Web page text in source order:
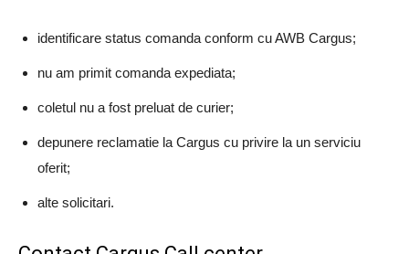
identificare status comanda conform cu AWB Cargus;
nu am primit comanda expediata;
coletul nu a fost preluat de curier;
depunere reclamatie la Cargus cu privire la un serviciu
oferit;
alte solicitari.